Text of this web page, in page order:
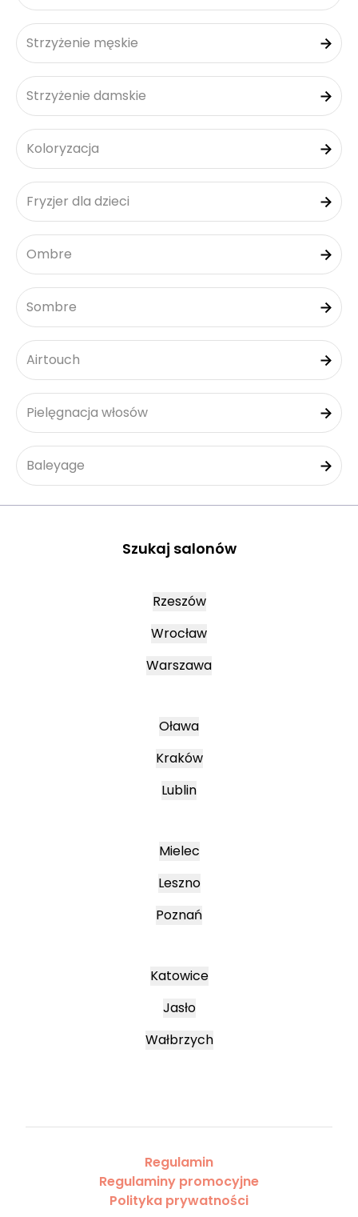
Strzyżenie męskie
Strzyżenie damskie
Koloryzacja
Fryzjer dla dzieci
Ombre
Sombre
Airtouch
Pielęgnacja włosów
Baleyage
Szukaj salonów
Rzeszów
Wrocław
Warszawa
Oława
Kraków
Lublin
Mielec
Leszno
Poznań
Katowice
Jasło
Wałbrzych
Regulamin
Regulaminy promocyjne
Polityka prywatności